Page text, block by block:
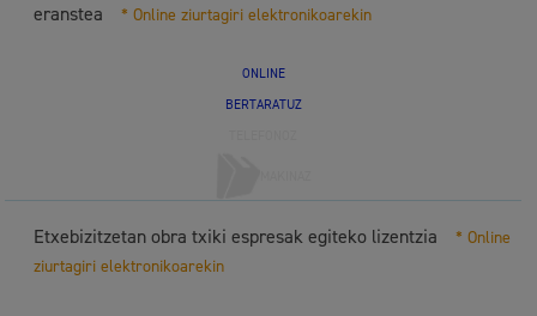
eranstea
* Online ziurtagiri elektronikoarekin
ONLINE
BERTARATUZ
Etxebizitzetan obra txiki espresak egiteko lizentzia
* Online
ziurtagiri elektronikoarekin